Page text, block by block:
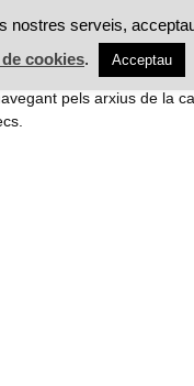
ALIMENTACIÓ
pels arxius de la
nostres serveis,
cookies. Acceptau